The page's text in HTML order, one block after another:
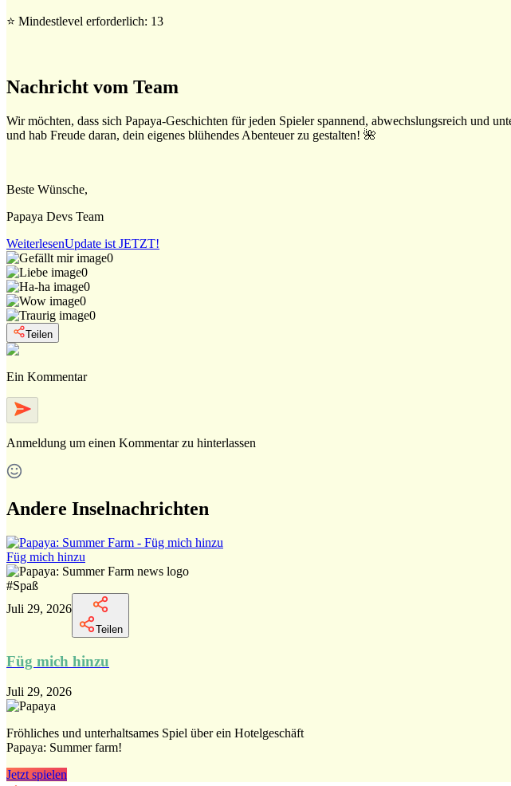
⭐ Mindestlevel erforderlich: 13
Nachricht vom Team
Wir möchten, dass sich Papaya-Geschichten für jeden Spieler spannend, abwechslungsreich und
und hab Freude daran, dein eigenes blühendes Abenteuer zu gestalten! 🌺
Beste Wünsche,
Papaya Devs Team
WeiterlesenUpdate ist JETZT!
0
0
0
0
0
Teilen
Ein Kommentar
Anmeldung um einen Kommentar zu hinterlassen
Andere Inselnachrichten
Füg mich hinzu
#Spaß
Juli 29, 2026
Teilen
Füg mich hinzu
Juli 29, 2026
Fröhliches und unterhaltsames Spiel über ein Hotelgeschäft
Papaya: Summer farm!
Jetzt spielen